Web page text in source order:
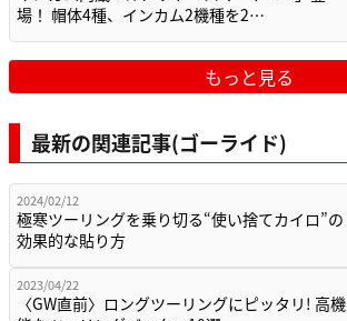
場！ 帽体4種、インカム2機種を2…
もっと見る
最新の関連記事(ゴーライド)
2024/02/12
極寒ツーリングを乗り切る“使い捨てカイロ”の
効果的な貼り方
2023/04/22
〈GW直前〉ロングツーリングにピッタリ! 高機